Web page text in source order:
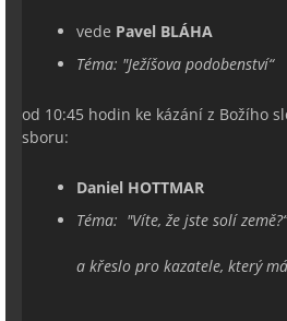
vede Pavel BLÁHA
Téma: "Ježíšova podobenství“
od 10:45 hodin ke kázání z Božího
sboru:
Daniel HOTTMAR
Téma: "Víte, že jste solí
a křeslo pro kazatele, který